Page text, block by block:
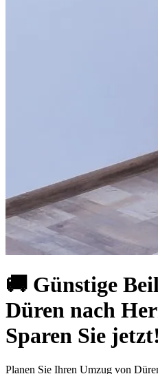
🚚 Günstige
Düren nach
Sparen Sie
Planen Sie Ihren Umzug von